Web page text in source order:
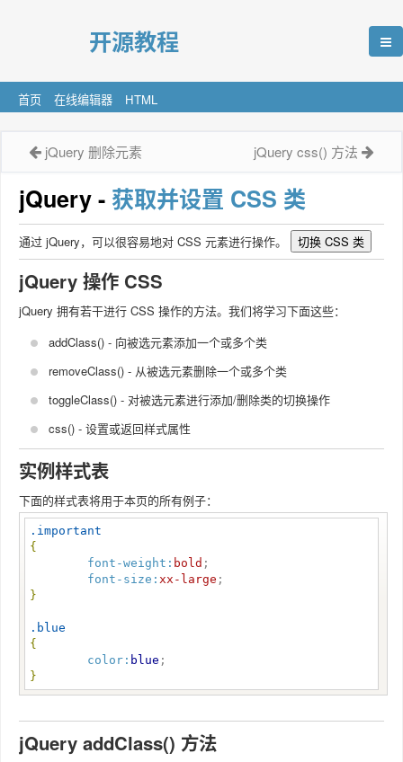
开源教程
首页 在线编辑器 HTML
jQuery 删除元素 jQuery css() 方法
jQuery - 获取并设置 CSS 类
通过 jQuery，可以很容易地对 CSS 元素进行操作。 切换 CSS 类
jQuery 操作 CSS
jQuery 拥有若干进行 CSS 操作的方法。我们将学习下面这些：
addClass() - 向被选元素添加一个或多个类
removeClass() - 从被选元素删除一个或多个类
toggleClass() - 对被选元素进行添加/删除类的切换操作
css() - 设置或返回样式属性
实例样式表
下面的样式表将用于本页的所有例子：
.important
{
font-weight: bold ;
font-size: xx-large
}
.blue
{
color: blue
}
jQuery addClass() 方法